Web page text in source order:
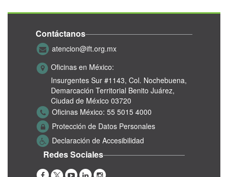
Contáctanos
atencion@ift.org.mx
Oficinas en México:
Insurgentes Sur #1143, Col. Nochebuena,
Demarcación Territorial Benito Juárez,
Ciudad de México 03720
Oficinas México: 55 5015 4000
Protección de Datos Personales
Declaración de Accesibilidad
Redes Sociales